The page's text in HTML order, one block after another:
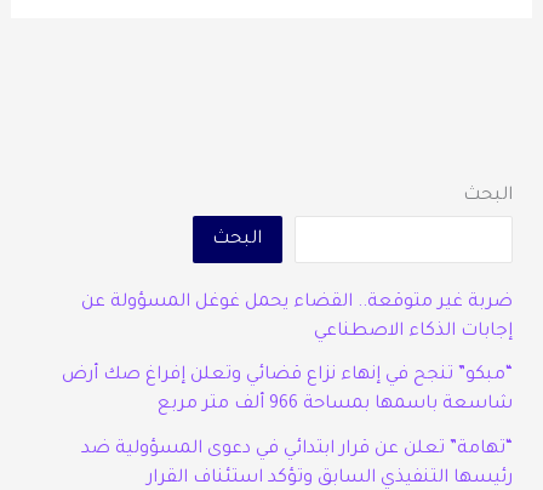
البحث
البحث
ضربة غير متوقعة.. القضاء يحمل غوغل المسؤولة عن
إجابات الذكاء الاصطناعي
“مبكو” تنجح في إنهاء نزاع قضائي وتعلن إفراغ صك أرض
شاسعة باسمها بمساحة 966 ألف متر مربع
“تهامة” تعلن عن قرار ابتدائي في دعوى المسؤولية ضد
رئيسها التنفيذي السابق وتؤكد استئناف القرار